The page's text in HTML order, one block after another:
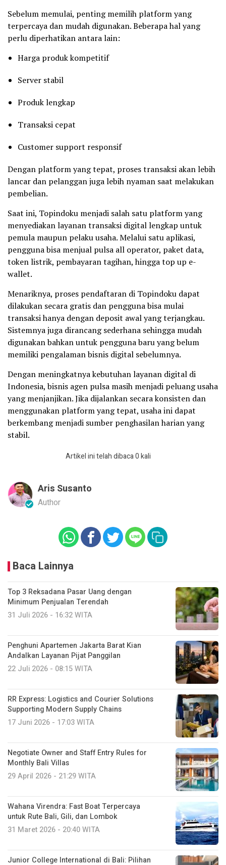
Sebelum memulai, penting memilih platform yang
terpercaya dan mudah digunakan. Beberapa hal yang
perlu diperhatikan antara lain:
Harga produk kompetitif
Server stabil
Produk lengkap
Transaksi cepat
Customer support responsif
Dengan platform yang tepat, proses transaksi akan lebih
lancar dan pelanggan juga lebih nyaman saat melakukan
pembelian.
Saat ini, Topindoku menjadi salah satu platform yang
menyediakan layanan transaksi digital lengkap untuk
pemula maupun pelaku usaha. Melalui satu aplikasi,
pengguna bisa menjual pulsa all operator, paket data,
token listrik, pembayaran tagihan, hingga top up e-
wallet.
Menariknya, proses pendaftaran di Topindoku dapat
dilakukan secara gratis dan pengguna bisa mulai
transaksi hanya dengan deposit awal yang terjangkau.
Sistemnya juga dirancang sederhana sehingga mudah
digunakan bahkan untuk pengguna baru yang belum
memiliki pengalaman bisnis digital sebelumnya.
Dengan meningkatnya kebutuhan layanan digital di
Indonesia, bisnis agen pulsa masih menjadi peluang usaha
yang menjanjikan. Jika dijalankan secara konsisten dan
menggunakan platform yang tepat, usaha ini dapat
berkembang menjadi sumber penghasilan harian yang
stabil.
Artikel ini telah dibaca 0 kali
Aris Susanto
Author
Baca Lainnya
Top 3 Reksadana Pasar Uang dengan
Minimum Penjualan Terendah
31 Juli 2026 - 16:32 WITA
Penghuni Apartemen Jakarta Barat Kian
Andalkan Layanan Pijat Panggilan
22 Juli 2026 - 08:15 WITA
RR Express: Logistics and Courier Solutions
Supporting Modern Supply Chains
17 Juni 2026 - 17:03 WITA
Negotiate Owner and Staff Entry Rules for
Monthly Bali Villas
29 April 2026 - 21:29 WITA
Wahana Virendra: Fast Boat Terpercaya
untuk Rute Bali, Gili, dan Lombok
31 Maret 2026 - 20:40 WITA
Junior College International di Bali: Pilihan